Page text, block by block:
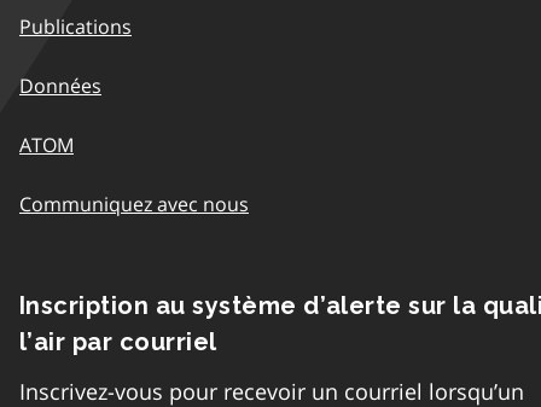
Publications
Données
ATOM
Communiquez avec nous
Inscription au système d’alerte sur la
l’air par courriel
Inscrivez-vous pour recevoir un courriel lorsqu’un